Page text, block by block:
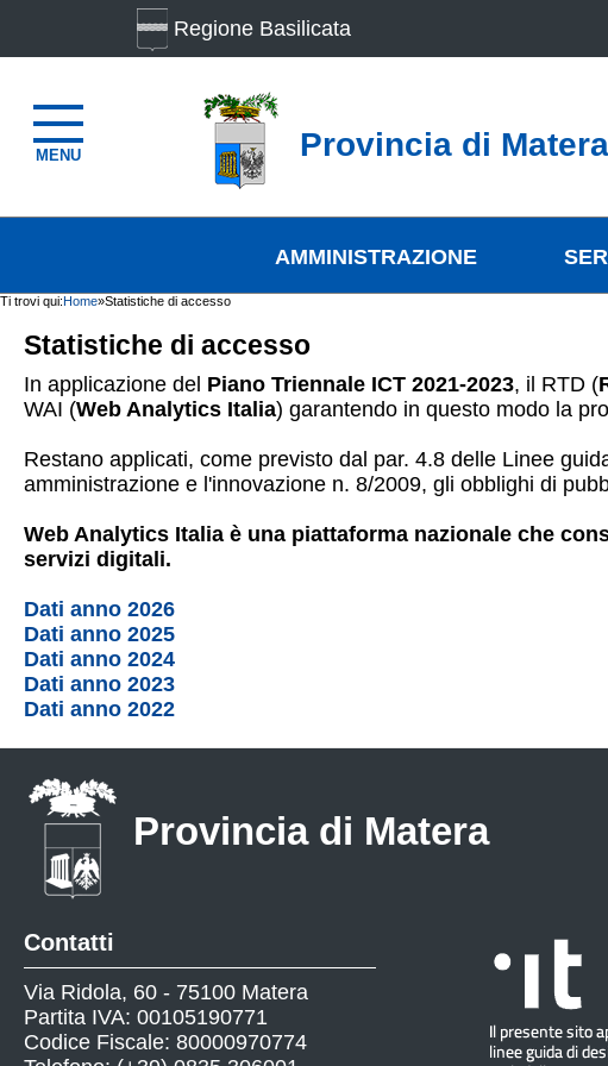
MENU
Regione Basilicata
Provincia di Matera
AMMINISTRAZIONE
Ti trovi qui:Home»Statistiche di accesso
Statistiche di accesso
In applicazione del Piano Triennale ICT 2021-2023, il RTD (
WAI (Web Analytics Italia) garantendo in questo modo la
Restano applicati, come previsto dal par. 4.8 delle Linee
amministrazione e l'innovazione n. 8/2009, gli obblighi di
Web Analytics Italia è una piattaforma nazionale che
servizi digitali.
Dati anno 2026
Dati anno 2025
Dati anno 2024
Dati anno 2023
Dati anno 2022
Provincia di Matera
Contatti
Via Ridola, 60 - 75100 Matera
Partita IVA: 00105190771
Codice Fiscale: 80000970774